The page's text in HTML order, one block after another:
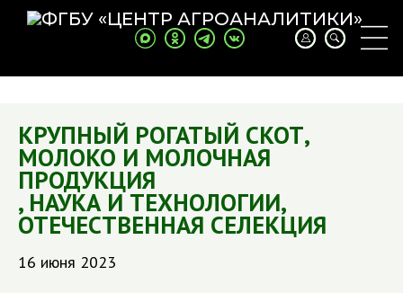
КРУПНЫЙ РОГАТЫЙ СКОТ,
МОЛОКО И МОЛОЧНАЯ
ПРОДУКЦИЯ
, НАУКА И ТЕХНОЛОГИИ,
ОТЕЧЕСТВЕННАЯ СЕЛЕКЦИЯ
16 июня 2023